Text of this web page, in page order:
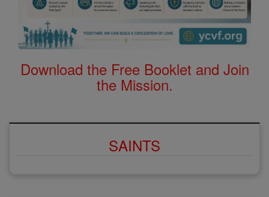
Download the Free Booklet and Join
the Mission.
SAINTS